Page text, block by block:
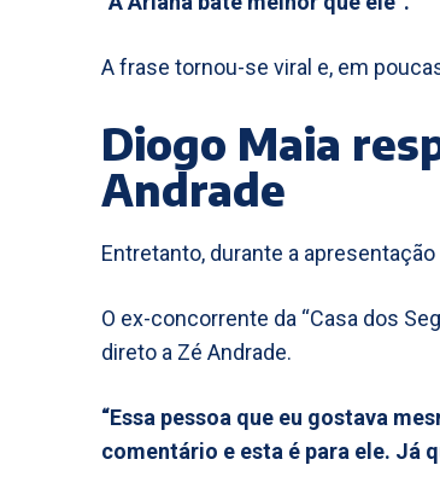
A frase tornou-se viral e, em
Diogo Maia
Andrade
Entretanto, durante a
O ex-concorrente da “Casa dos
direto a Zé Andrade.
“Essa pessoa que eu gostava
comentário e esta é para ele. Já